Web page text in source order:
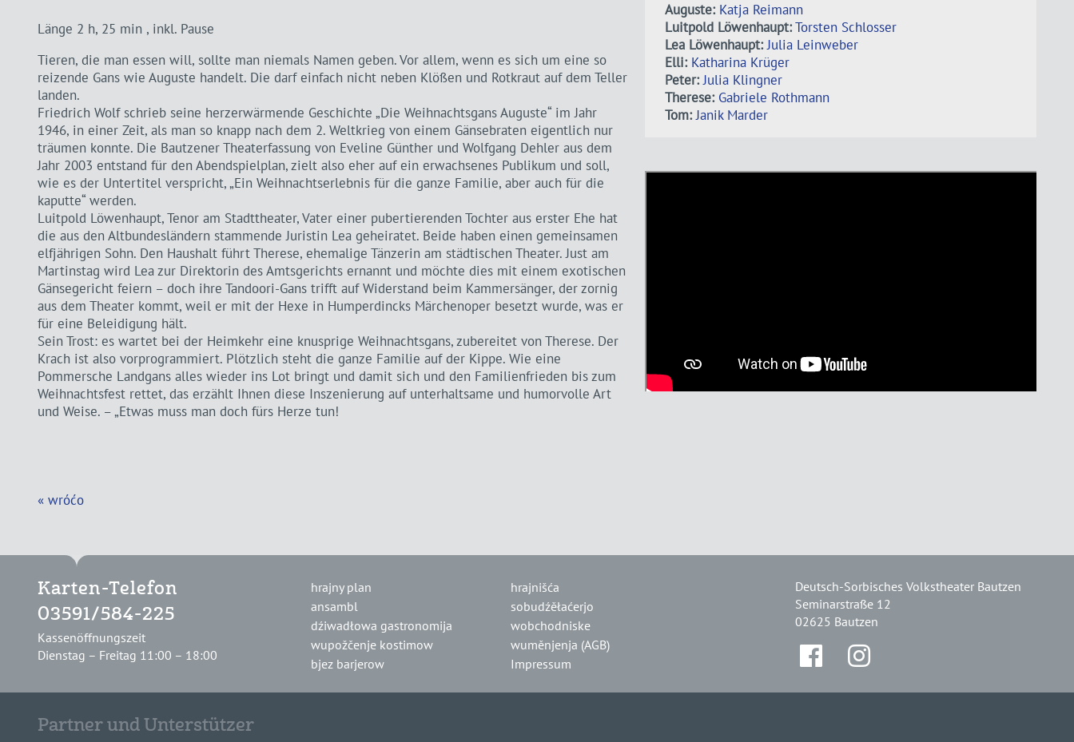
Länge 2 h, 25 min , inkl. Pause
Tieren, die man essen will, sollte man niemals Namen geben. Vor allem, wenn es sich um eine so
reizende Gans wie Auguste handelt. Die darf einfach nicht neben Klößen und Rotkraut auf dem Teller
landen.
Friedrich Wolf schrieb seine herzerwärmende Geschichte „Die Weihnachtsgans Auguste“ im Jahr
1946, in einer Zeit, als man so knapp nach dem 2. Weltkrieg von einem Gänsebraten eigentlich nur
träumen konnte. Die Bautzener Theaterfassung von Eveline Günther und Wolfgang Dehler aus dem
Jahr 2003 entstand für den Abendspielplan, zielt also eher auf ein erwachsenes Publikum und soll,
wie es der Untertitel verspricht, „Ein Weihnachtserlebnis für die ganze Familie, aber auch für die
kaputte“ werden.
Luitpold Löwenhaupt, Tenor am Stadttheater, Vater einer pubertierenden Tochter aus erster Ehe hat
die aus den Altbundesländern stammende Juristin Lea geheiratet. Beide haben einen gemeinsamen
elfjährigen Sohn. Den Haushalt führt Therese, ehemalige Tänzerin am städtischen Theater. Just am
Martinstag wird Lea zur Direktorin des Amtsgerichts ernannt und möchte dies mit einem exotischen
Gänsegericht feiern – doch ihre Tandoori-Gans trifft auf Widerstand beim Kammersänger, der zornig
aus dem Theater kommt, weil er mit der Hexe in Humperdincks Märchenoper besetzt wurde, was er
für eine Beleidigung hält.
Sein Trost: es wartet bei der Heimkehr eine knusprige Weihnachtsgans, zubereitet von Therese. Der
Krach ist also vorprogrammiert. Plötzlich steht die ganze Familie auf der Kippe. Wie eine
Pommersche Landgans alles wieder ins Lot bringt und damit sich und den Familienfrieden bis zum
Weihnachtsfest rettet, das erzählt Ihnen diese Inszenierung auf unterhaltsame und humorvolle Art
und Weise. – „Etwas muss man doch fürs Herze tun!
Auguste: Katja Reimann
Luitpold Löwenhaupt:Torsten Schlosser
Lea Löwenhaupt: Julia Leinweber
Elli: Katharina Krüger
Peter: Julia Klingner
Therese: Gabriele Rothmann
Tom: Janik Marder
« wróćo
Karten-Telefon
03591/584-225
Kassenöffnungszeit
Dienstag – Freitag 11:00 – 18:00
hrajny plan
ansambl
dźiwadłowa gastronomija
wupožčenje kostimow
bjez barjerow
hrajnišća
sobudźěłaćerjo
wobchodniske
wuměnjenja (AGB)
Impressum
Deutsch-Sorbisches Volkstheater Bautzen
Seminarstraße 12
02625 Bautzen
Partner und Unterstützer